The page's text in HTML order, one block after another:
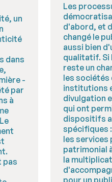
un
dans
-
par
à
pas
Les
d'abord, et
changé le
aussi bien
qualitatif. Si
reste un
les sociétés
institutions
divulgation
qui ont
dispositifs
spécifiques
les services
patrimonial
la
pour un